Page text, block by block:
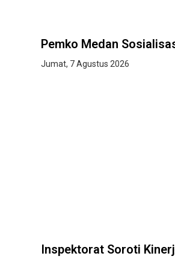
Pemko Medan
Jumat, 7 Agustus 2026
Inspektorat Soroti